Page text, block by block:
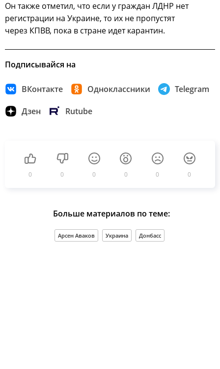
Он также отметил, что если у граждан ЛДНР нет
регистрации на Украине, то их не пропустят
через КПВВ, пока в стране идет карантин.
Подписывайся на
ВКонтакте Одноклассники Telegram
Дзен Rutube
0 0 0 0 0 0
Больше материалов по теме:
Арсен Аваков Украина Донбасс